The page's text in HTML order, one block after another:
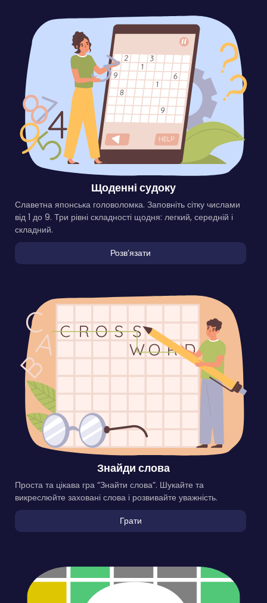
Щоденні судоку
Славетна японська головоломка. Заповніть сітку числами
від 1 до 9. Три рівні складності щодня: легкий, середній і
складний.
Розвʼязати
Знайди слова
Проста та цікава гра “Знайти слова”. Шукайте та
викреслюйте заховані слова і розвивайте уважність.
Грати